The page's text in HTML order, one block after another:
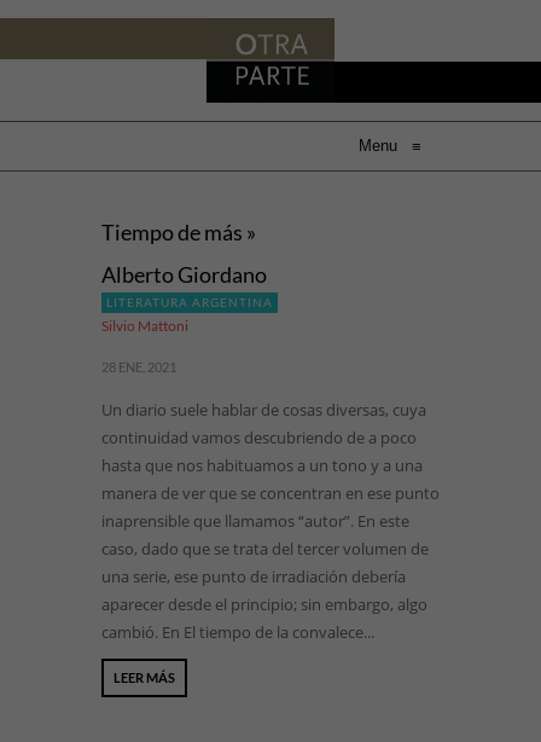
Menu ≡
Tiempo de más »
Alberto Giordano
LITERATURA ARGENTINA
Silvio Mattoni
28 ENE, 2021
Un diario suele hablar de cosas diversas, cuya
continuidad vamos descubriendo de a poco
hasta que nos habituamos a un tono y a una
manera de ver que se concentran en ese punto
inaprensible que llamamos “autor”. En este
caso, dado que se trata del tercer volumen de
una serie, ese punto de irradiación debería
aparecer desde el principio; sin embargo, algo
cambió. En El tiempo de la convalece...
LEER MÁS